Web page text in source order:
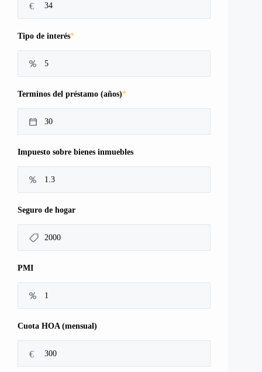
€
Tipo de interés*
Terminos del préstamo (años)*
Impuesto sobre bienes inmuebles
Seguro de hogar
PMI
Cuota HOA (mensual)
€